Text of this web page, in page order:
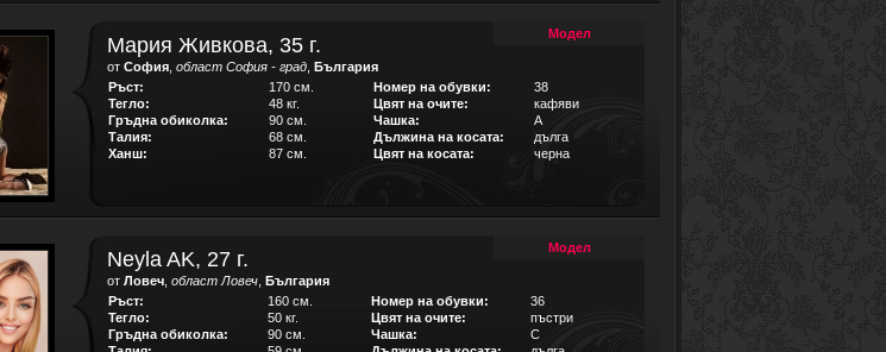
Мария Живкова, 35 г. Модел
от София област София - град България
Ръст:
170 см. Номер на обувки:
38
Тегло:
48 кг. Цвят на очите:
кафяви
Гръдна обиколка:
90 см. Чашка:
A
Талия:
68 см. Дължина на косата:
дълга
Ханш:
87 см. Цвят на косата: черна
Neyla AK, 27 г. Модел
от Ловеч област Ловеч България
Ръст:
160 см. Номер на обувки:
36
Тегло:
50 кг. Цвят на очите:
пъстри
Гръдна обиколка:
90 см. Чашка:
C